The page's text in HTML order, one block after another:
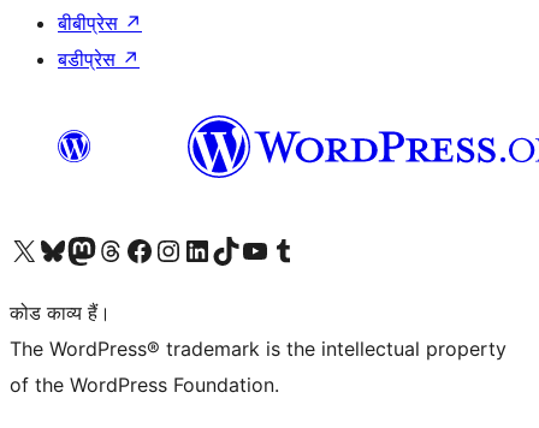
बीबीप्रेस ↗
बडीप्रेस ↗
Visit our X (formerly Twitter) account
हमारे बलुस्की खाते पर जाएँVisit our Mastodon account
हमारे थ्रेड्स अकाउंट पर जाएंहमारे फेसबुक पेज पर जाएँहमारे इंस्टाग्राम अकाउंट पर जाएंहमारे लिंक्डइन खाते पर जाएँहमारे टिकटॉक खाते पर जाएँहमारे यूट्यूब चैनल पर जाएंहमारे Tumblr खाते पर जाएँ
कोड काव्य हैं।
The WordPress® trademark is the intellectual property
of the WordPress Foundation.